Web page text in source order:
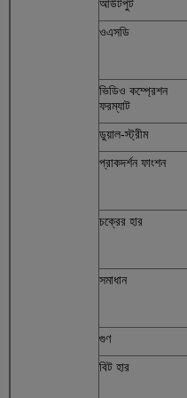
আউটপুট
ওএসডি
ভিডিও কম্প্রেশন
ফরম্যাট
ডুয়াল-স্ট্রীম
প্রাকদর্শন ফাংশন
চক্রের হার
সমাধান
গুণ
বিট হার